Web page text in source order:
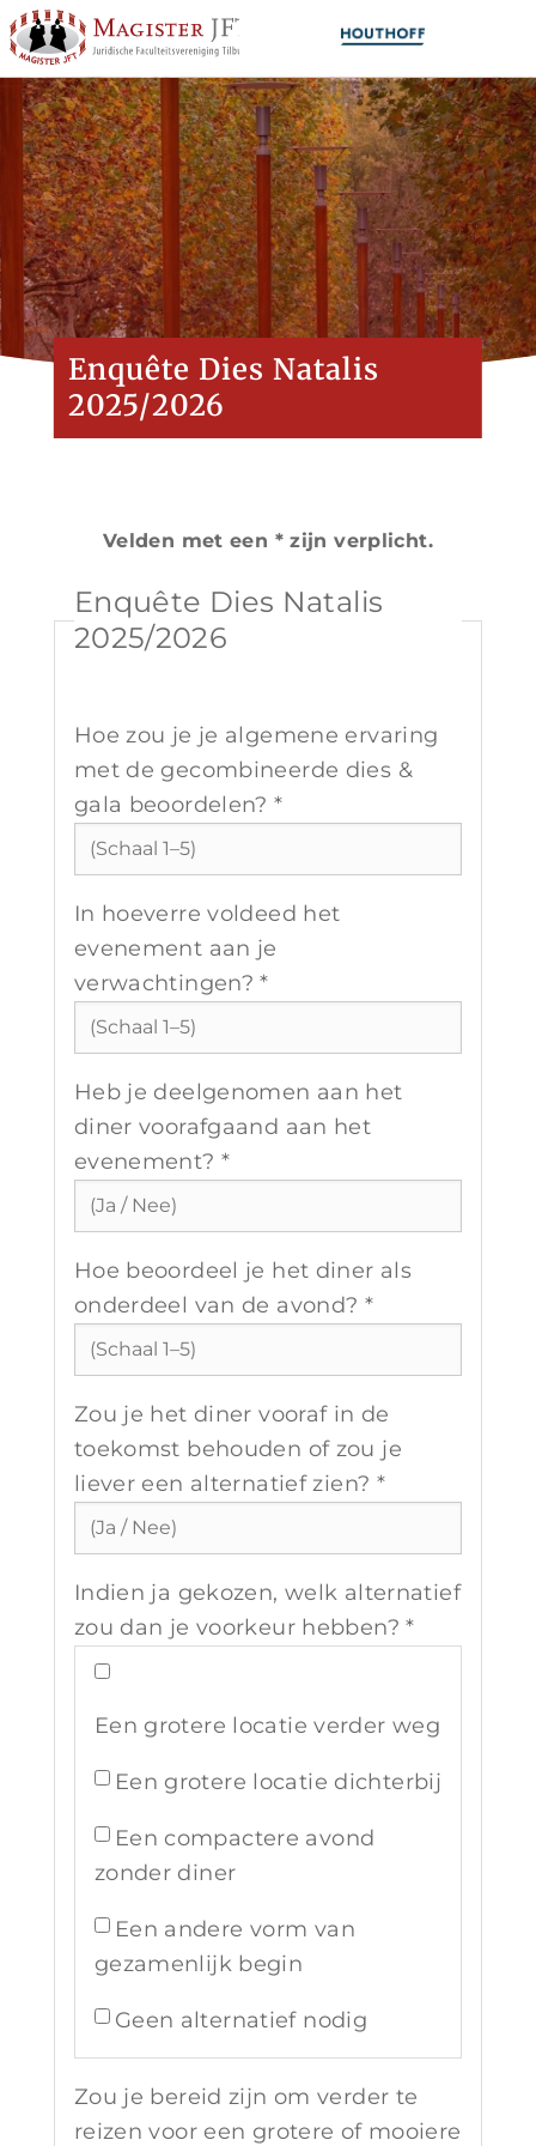
Enquête Dies Natalis
2025/2026
Velden met een * zijn verplicht.
Enquête Dies Natalis
2025/2026
Hoe zou je je algemene ervaring
met de gecombineerde dies &
gala beoordelen? *
In hoeverre voldeed het
evenement aan je
verwachtingen? *
Heb je deelgenomen aan het
diner voorafgaand aan het
evenement? *
Hoe beoordeel je het diner als
onderdeel van de avond? *
Zou je het diner vooraf in de
toekomst behouden of zou je
liever een alternatief zien? *
Indien ja gekozen, welk alternatief
zou dan je voorkeur hebben? *
Een grotere locatie verder weg
Een grotere locatie dichterbij
Een compactere avond
zonder diner
Een andere vorm van
gezamenlijk begin
Geen alternatief nodig
Zou je bereid zijn om verder te
reizen voor een grotere of mooiere